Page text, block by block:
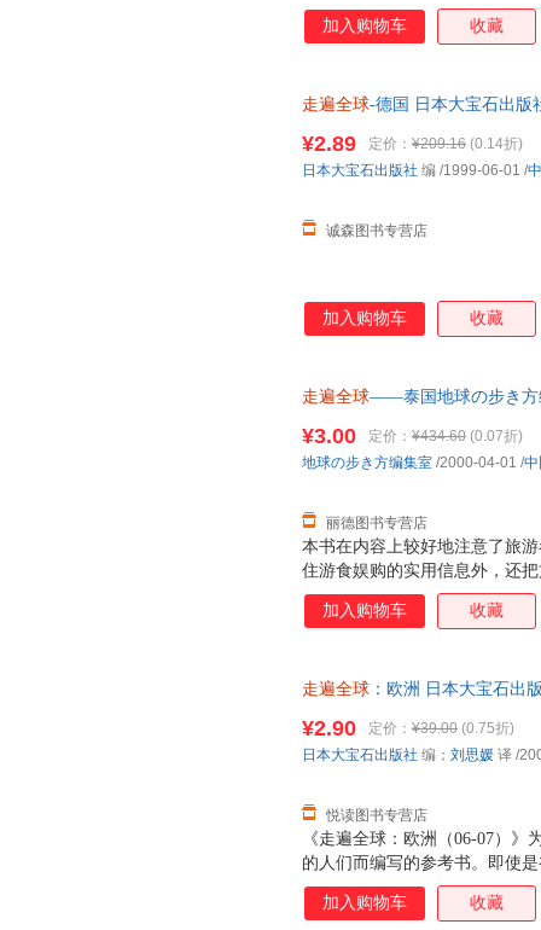
各主要国家和地区。在不断推
的分册也尽可能在两三年内更
加入购物车 收藏
走遍全球-德国 日本大宝石出版
¥2.89 定价： ¥209.16 (0.14折)
诚森图书专营店
日本大宝石出版社 编 /1999-06-01 /
加入购物车 收藏
走遍全球——泰国地球の步き方
本书在内容上较好地注意了旅
住游食娱购的实用信息外，还
复兴以来，许多著名作家、诗
美，以提高这类读物对旅游中
¥3.00 定价： ¥434.60 (0.07折)
丽德图书专营店
地球の步き方编集室 /2000-04-01 /
加入购物车 收藏
走遍全球 ：欧洲 日本大宝石出
《走遍全球：欧洲（06-07）
的人们而编写的参考书。即使
《走遍全球：欧洲（06-07）》
刊登了有关经济旅馆的信息。
¥2.90 定价： ¥39.00 (0.75折)
悦读图书专营店
日本大宝石出版社 编； 刘思媛 译 /
加入购物车 收藏